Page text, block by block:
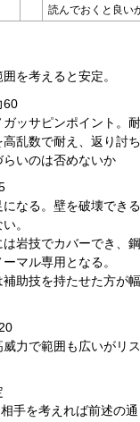
読んでおくと良い
を考えると安定。
60
ッサピンポイント。
乱数で耐え、返り討
いのは否めないか
なる。壁を破壊でき
。
岩技でカバーでき、
マル専用となる。
助技を持たせた方が
力で範囲も広いがリ
手を考えれば前述の